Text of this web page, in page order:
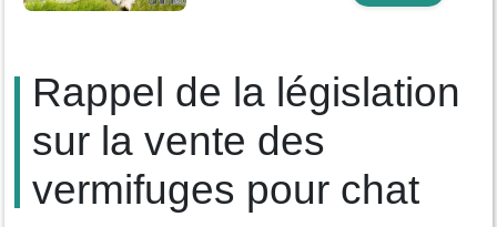
Rappel de la législation
sur la vente des
vermifuges pour chat